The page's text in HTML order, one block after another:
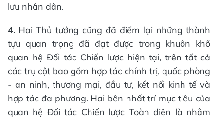
lưu nhân dân.
4. Hai Thủ tướng cũng đã điểm lại những thành
tựu quan trọng đã đạt được trong khuôn khổ
quan hệ Đối tác Chiến lược hiện tại, trên tất cả
các trụ cột bao gồm hợp tác chính trị, quốc phòng
- an ninh, thương mại, đầu tư, kết nối kinh tế và
hợp tác đa phương. Hai bên nhất trí mục tiêu của
quan hệ Đối tác Chiến lược Toàn diện là nhằm